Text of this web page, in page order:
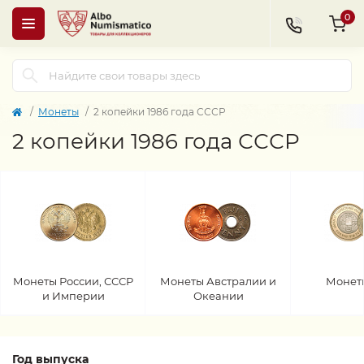
0
Монеты 2 копейки 1986 года СССР
2 копейки 1986 года СССР
Монеты России, СССР
и Империи
Монеты Австралии и
Океании
Год выпуска